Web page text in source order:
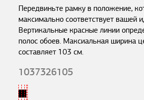
Передвиньте рамку в положение,
максимально соответствует вашей
Вертикальные красные линии
полос обоев. Максиальная ширина
составляет 103 см.
1037326105